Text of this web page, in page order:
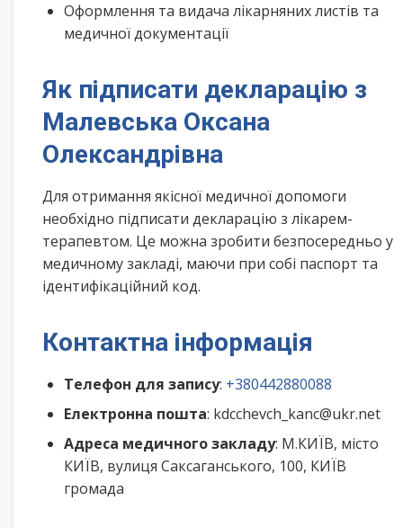
Оформлення та видача лікарняних листів та
медичної документації
Як підписати декларацію з
Малевська Оксана
Олександрівна
Для отримання якісної медичної допомоги
необхідно підписати декларацію з лікарем-
терапевтом. Це можна зробити безпосередньо у
медичному закладі, маючи при собі паспорт та
ідентифікаційний код.
Контактна інформація
Телефон для запису: +380442880088
Електронна пошта: kdcchevch_kanc@ukr.net
Адреса медичного закладу: М.КИЇВ, місто
КИЇВ, вулиця Саксаганського, 100, КИЇВ
громада